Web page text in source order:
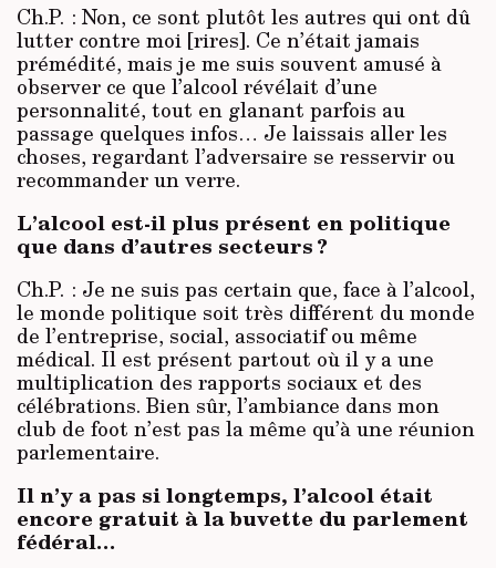
Ch.P. : Non, ce sont plutôt les autres qui ont dû
lutter contre moi [rires]. Ce n’était jamais
prémédité, mais je me suis souvent amusé à
observer ce que l’alcool révélait d’une
personnalité, tout en glanant parfois au
passage quelques infos… Je laissais aller les
choses, regardant l’adversaire se resservir ou
recommander un verre.
L’alcool est-il plus présent en politique
que dans d’autres secteurs ?
Ch.P. : Je ne suis pas certain que, face à l’alcool,
le monde politique soit très différent du monde
de l’entreprise, social, associatif ou même
médical. Il est présent partout où il y a une
multiplication des rapports sociaux et des
célébrations. Bien sûr, l’ambiance dans mon
club de foot n’est pas la même qu’à une réunion
parlementaire.
Il n’y a pas si longtemps, l’alcool était
encore gratuit à la buvette du parlement
fédéral…